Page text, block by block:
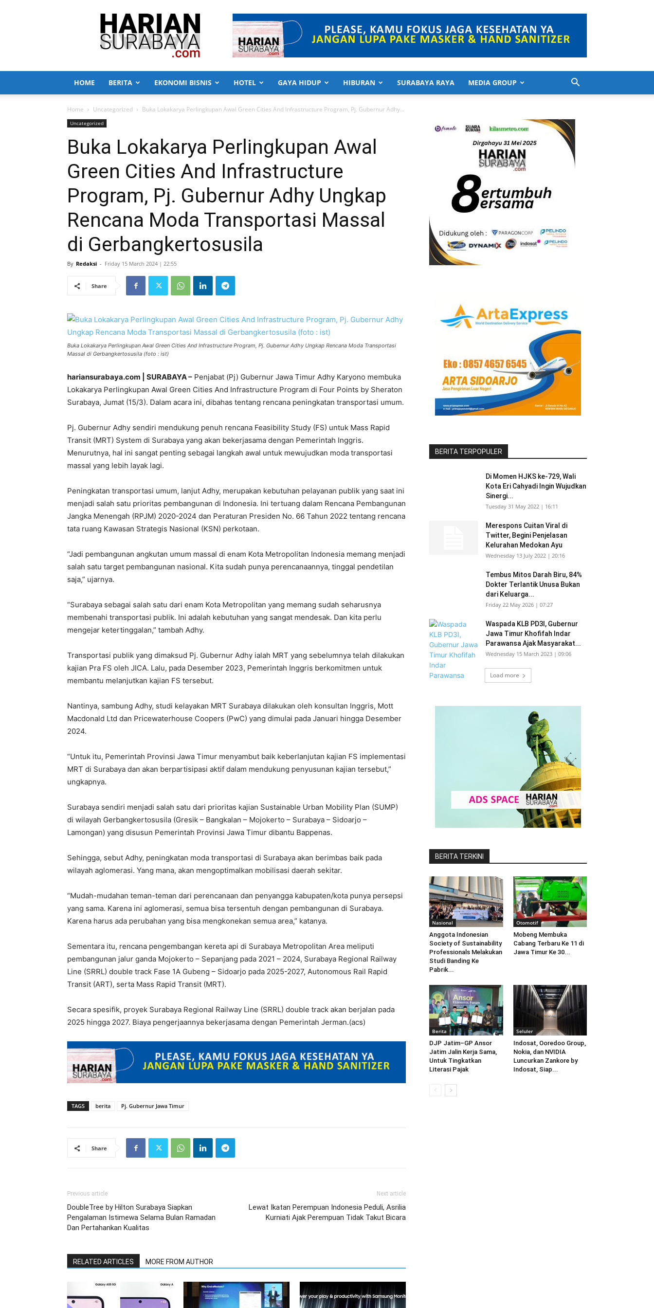
Harian
Surabaya
HOME BERITA EKONOMI BISNIS HOTEL GAYA HIDUP HIBURAN SURABAYA RAYA MEDIA GROUP
Home Uncategorized Buka Lokakarya Perlingkupan Awal Green Cities And Infrastructure Program, Pj. Gubernur Adhy...
Uncategorized
Buka Lokakarya Perlingkupan Awal
Green Cities And Infrastructure
Program, Pj. Gubernur Adhy Ungkap
Rencana Moda Transportasi Massal
di Gerbangkertosusila
By Redaksi - Friday 15 March 2024 | 22:55
Share
Buka Lokakarya Perlingkupan Awal Green Cities And Infrastructure Program, Pj. Gubernur Adhy Ungkap Rencana Moda Transportasi
Massal di Gerbangkertosusila (foto : ist)
hariansurabaya.com | SURABAYA – Penjabat (Pj) Gubernur Jawa Timur Adhy Karyono membuka
Lokakarya Perlingkupan Awal Green Cities And Infrastructure Program di Four Points by Sheraton
Surabaya, Jumat (15/3). Dalam acara ini, dibahas tentang rencana peningkatan transportasi umum.
Pj. Gubernur Adhy sendiri mendukung penuh rencana Feasibility Study (FS) untuk Mass Rapid
Transit (MRT) System di Surabaya yang akan bekerjasama dengan Pemerintah Inggris.
Menurutnya, hal ini sangat penting sebagai langkah awal untuk mewujudkan moda transportasi
massal yang lebih layak lagi.
Peningkatan transportasi umum, lanjut Adhy, merupakan kebutuhan pelayanan publik yang saat ini
menjadi salah satu prioritas pembangunan di Indonesia. Ini tertuang dalam Rencana Pembangunan
Jangka Menengah (RPJM) 2020-2024 dan Peraturan Presiden No. 66 Tahun 2022 tentang rencana
tata ruang Kawasan Strategis Nasional (KSN) perkotaan.
“Jadi pembangunan angkutan umum massal di enam Kota Metropolitan Indonesia memang menjadi
salah satu target pembangunan nasional. Kita sudah punya perencanaannya, tinggal pendetilan
saja,” ujarnya.
“Surabaya sebagai salah satu dari enam Kota Metropolitan yang memang sudah seharusnya
membenahi transportasi publik. Ini adalah kebutuhan yang sangat mendesak. Dan kita perlu
mengejar ketertinggalan,” tambah Adhy.
Transportasi publik yang dimaksud Pj. Gubernur Adhy ialah MRT yang sebelumnya telah dilakukan
kajian Pra FS oleh JICA. Lalu, pada Desember 2023, Pemerintah Inggris berkomitmen untuk
membantu melanjutkan kajian FS tersebut.
Nantinya, sambung Adhy, studi kelayakan MRT Surabaya dilakukan oleh konsultan Inggris, Mott
Macdonald Ltd dan Pricewaterhouse Coopers (PwC) yang dimulai pada Januari hingga Desember
2024.
“Untuk itu, Pemerintah Provinsi Jawa Timur menyambut baik keberlanjutan kajian FS implementasi
MRT di Surabaya dan akan berpartisipasi aktif dalam mendukung penyusunan kajian tersebut,”
ungkapnya.
Surabaya sendiri menjadi salah satu dari prioritas kajian Sustainable Urban Mobility Plan (SUMP)
di wilayah Gerbangkertosusila (Gresik – Bangkalan – Mojokerto – Surabaya – Sidoarjo –
Lamongan) yang disusun Pemerintah Provinsi Jawa Timur dibantu Bappenas.
Sehingga, sebut Adhy, peningkatan moda transportasi di Surabaya akan berimbas baik pada
wilayah aglomerasi. Yang mana, akan mengoptimalkan mobilisasi daerah sekitar.
“Mudah-mudahan teman-teman dari perencanaan dan penyangga kabupaten/kota punya persepsi
yang sama. Karena ini aglomerasi, semua bisa tersentuh dengan pembangunan di Surabaya.
Karena harus ada perubahan yang bisa mengkonekan semua area,” katanya.
Sementara itu, rencana pengembangan kereta api di Surabaya Metropolitan Area meliputi
pembangunan jalur ganda Mojokerto – Sepanjang pada 2021 – 2024, Surabaya Regional Railway
Line (SRRL) double track Fase 1A Gubeng – Sidoarjo pada 2025-2027, Autonomous Rail Rapid
Transit (ART), serta Mass Rapid Transit (MRT).
Secara spesifik, proyek Surabaya Regional Railway Line (SRRL) double track akan berjalan pada
2025 hingga 2027. Biaya pengerjaannya bekerjasama dengan Pemerintah Jerman.(acs)
TAGS berita Pj. Gubernur Jawa Timur
Share
Previous article
DoubleTree by Hilton Surabaya Siapkan
Pengalaman Istimewa Selama Bulan Ramadan
Dan Pertahankan Kualitas
Next article
Lewat Ikatan Perempuan Indonesia Peduli, Asrilia
Kurniati Ajak Perempuan Tidak Takut Bicara
RELATED ARTICLES MORE FROM AUTHOR
BERITA TERPOPULER
Di Momen HJKS ke-729, Wali
Kota Eri Cahyadi Ingin Wujudkan
Sinergi...
Tuesday 31 May 2022 | 16:11
Merespons Cuitan Viral di
Twitter, Begini Penjelasan
Kelurahan Medokan Ayu
Wednesday 13 July 2022 | 20:16
Tembus Mitos Darah Biru, 84%
Dokter Terlantik Unusa Bukan
dari Keluarga...
Friday 22 May 2026 | 07:27
Waspada KLB PD3I, Gubernur
Jawa Timur Khofifah Indar
Parawansa Ajak Masyarakat...
Wednesday 15 March 2023 | 09:06
Load more
BERITA TERKINI
Nasional
Anggota Indonesian
Society of Sustainability
Professionals Melakukan
Studi Banding Ke
Pabrik...
Otomotif
Mobeng Membuka
Cabang Terbaru Ke 11 di
Jawa Timur Ke 30...
Berita
DJP Jatim–GP Ansor
Jatim Jalin Kerja Sama,
Untuk Tingkatkan
Literasi Pajak
Seluler
Indosat, Ooredoo Group,
Nokia, dan NVIDIA
Luncurkan Zankore by
Indosat, Siap...